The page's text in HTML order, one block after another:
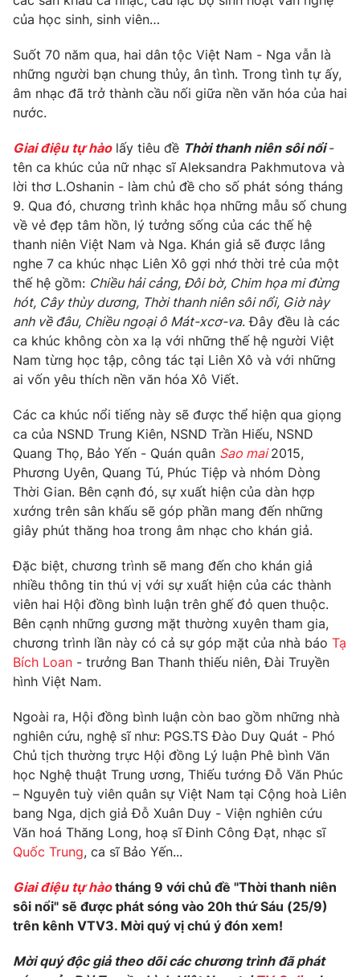
Giải sao mai
Sao
Làm đẹp
Chất lượng cuộc sống
Giáo dục
Học trực tuyến
Công nghệ
Hitech Công nghệ tương lai
Sản phẩm
Thị trường
Tư vấn
Giao lưu trực tuyến
Lịch phát sóng
Chuyên mục khác
Emagazine Podcast
Photo Infographic
Video Shorts video
VTV Money VTV Thể thao
VTV Sức khoẻ Bất động sản
Thị trường 24h Tấm lòng Việt
VTV4 Vươn mình bằng AI
VTV9 VTV8
Liên hệ tòa soạn English
Theo dõi báo trên
Cơ quan chủ quản:Đài Truyền hình Việt Nam
Cơ quan báo chí: Thời báo VTV
Giấy phép hoạt động báo in và báo điện tử số 483/GP-BTTTT
cấp ngày 29/12/2023
Tổng Biên tập:Vũ Thanh Thủy
Phó Tổng Biên tập:
Nguyễn Thị Mỹ Hạnh, Phạm Quốc Thắng,
Tổng đài VTV:024.38 355 931 - 024.38 355 932
của học sinh, sinh viên…
Suốt 70 năm qua, hai dân tộc Việt Nam - Nga vẫn là
những người bạn chung thủy, ân tình. Trong tình tự ấy,
âm nhạc đã trở thành cầu nối giữa nền văn hóa của hai
nước.
Giai điệu tự hàolấy tiêu đề Thời thanh niên sôi nổi-
tên ca khúc của nữ nhạc sĩ Aleksandra Pakhmutova và
lời thơ L.Oshanin - làm chủ đề cho số phát sóng tháng
9. Qua đó, chương trình khắc họa những mẫu số chung
về vẻ đẹp tâm hồn, lý tưởng sống của các thế hệ
thanh niên Việt Nam và Nga. Khán giả sẽ được lắng
nghe 7 ca khúc nhạc Liên Xô gợi nhớ thời trẻ của một
thế hệ gồm: Chiều hải cảng, Đôi bờ, Chim họa mi đừng
hót, Cây thùy dương, Thời thanh niên sôi nổi, Giờ này
anh về đâu, Chiều ngoại ô Mát-xcơ-va. Đây đều là các
ca khúc không còn xa lạ với những thế hệ người Việt
Nam từng học tập, công tác tại Liên Xô và với những
ai vốn yêu thích nền văn hóa Xô Viết.
Các ca khúc nổi tiếng này sẽ được thể hiện qua giọng
ca của NSND Trung Kiên, NSND Trần Hiếu, NSND
Quang Thọ, Bảo Yến - Quán quân Sao mai 2015,
Phương Uyên, Quang Tú, Phúc Tiệp và nhóm Dòng
Thời Gian. Bên cạnh đó, sự xuất hiện của dàn hợp
xướng trên sân khấu sẽ góp phần mang đến những
giây phút thăng hoa trong âm nhạc cho khán giả.
Đặc biệt, chương trình sẽ mang đến cho khán giả
nhiều thông tin thú vị với sự xuất hiện của các thành
viên hai Hội đồng bình luận trên ghế đỏ quen thuộc.
Bên cạnh những gương mặt thường xuyên tham gia,
chương trình lần này có cả sự góp mặt của nhà báo Tạ
Bích Loan - trưởng Ban Thanh thiếu niên, Đài Truyền
hình Việt Nam.
Ngoài ra, Hội đồng bình luận còn bao gồm những nhà
nghiên cứu, nghệ sĩ như: PGS.TS Đào Duy Quát - Phó
Chủ tịch thường trực Hội đồng Lý luận Phê bình Văn
học Nghệ thuật Trung ương, Thiếu tướng Đỗ Văn Phúc
– Nguyên tuỳ viên quân sự Việt Nam tại Cộng hoà Liên
bang Nga, dịch giả Đỗ Xuân Duy - Viện nghiên cứu
Văn hoá Thăng Long, hoạ sĩ Đinh Công Đạt, nhạc sĩ
Quốc Trung, ca sĩ Bảo Yến...
Giai điệu tự hàotháng 9 với chủ đề "Thời thanh niên
sôi nổi" sẽ được phát sóng vào 20h thứ Sáu (25/9)
trên kênh VTV3. Mời quý vị chú ý đón xem!
Mời quý độc giả theo dõi các chương trình đã phát